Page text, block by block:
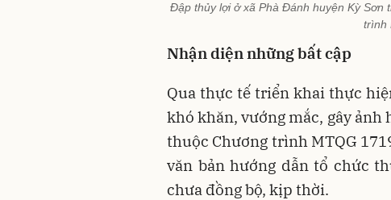
Đập thủy lợi ở xã Phà Đánh huyện Kỳ Sơn
trình
Nhận diện những bất cập
Qua thực tế triển khai thực
khó khăn, vướng mắc, gây
thuộc Chương trình MTQG
văn bản hướng dẫn tổ chức
chưa đồng bộ, kịp thời.